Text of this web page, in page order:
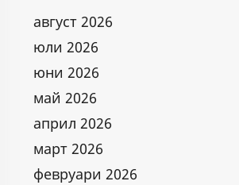
август 2026
юли 2026
юни 2026
май 2026
април 2026
март 2026
февруари 2026